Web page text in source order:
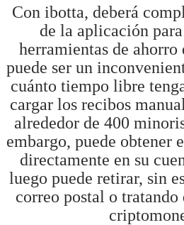
Con ibotta, deberá
de la aplicación
herramientas de
puede ser un
cuánto tiempo libre
cargar los recibos
alrededor de 400
embargo, puede obtener
directamente en su
luego puede retirar, sin
correo postal o tratando